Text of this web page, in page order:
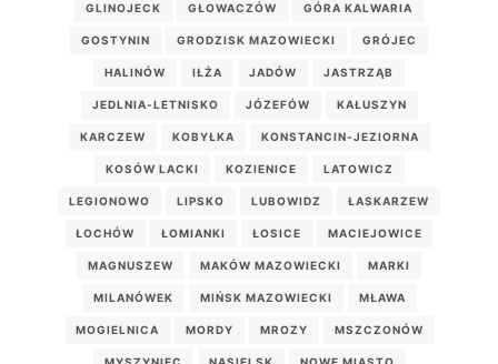
GLINOJECK GŁOWACZÓW GÓRA KALWARIA
GOSTYNIN GRODZISK MAZOWIECKI GRÓJEC
HALINÓW IŁŻA JADÓW JASTRZĄB
JEDLNIA-LETNISKO JÓZEFÓW KAŁUSZYN
KARCZEW KOBYŁKA KONSTANCIN-JEZIORNA
KOSÓW LACKI KOZIENICE LATOWICZ
LEGIONOWO LIPSKO LUBOWIDZ ŁASKARZEW
ŁOCHÓW ŁOMIANKI ŁOSICE MACIEJOWICE
MAGNUSZEW MAKÓW MAZOWIECKI MARKI
MILANÓWEK MIŃSK MAZOWIECKI MŁAWA
MOGIELNICA MORDY MROZY MSZCZONÓW